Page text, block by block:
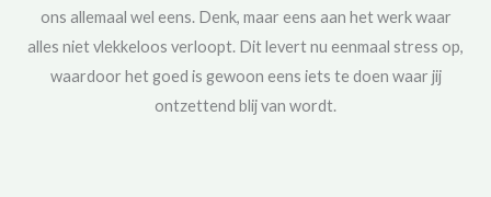
ons allemaal wel eens. Denk, maar eens aan het werk waar
alles niet vlekkeloos verloopt. Dit levert nu eenmaal stress op,
waardoor het goed is gewoon eens iets te doen waar jij
ontzettend blij van wordt.